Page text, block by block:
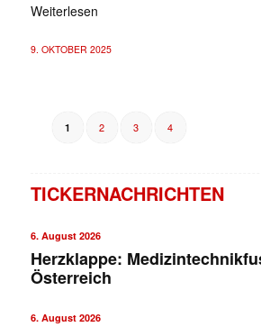
Weiterlesen
9. OKTOBER 2025
1 2 3 4
TICKERNACHRICHTEN
6. August 2026
Herzklappe:
Österreich
6. August 2026